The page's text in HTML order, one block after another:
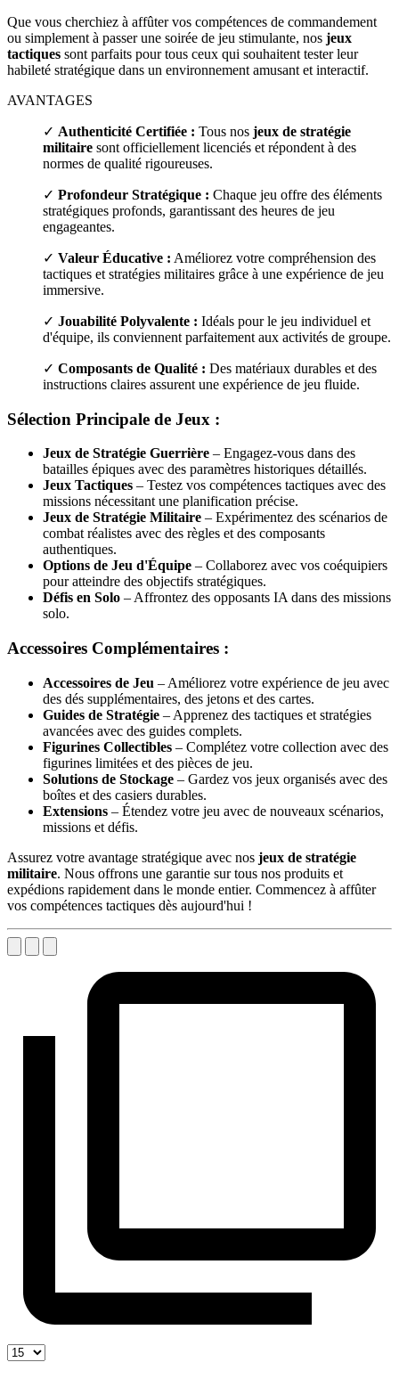
Que vous cherchiez à affûter vos compétences de commandement
ou simplement à passer une soirée de jeu stimulante, nos jeux
tactiques sont parfaits pour tous ceux qui souhaitent tester leur
habileté stratégique dans un environnement amusant et interactif.
AVANTAGES
✓ Authenticité Certifiée : Tous nos jeux de stratégie
militaire sont officiellement licenciés et répondent à des
normes de qualité rigoureuses.
✓ Profondeur Stratégique : Chaque jeu offre des éléments
stratégiques profonds, garantissant des heures de jeu
engageantes.
✓ Valeur Éducative : Améliorez votre compréhension des
tactiques et stratégies militaires grâce à une expérience de jeu
immersive.
✓ Jouabilité Polyvalente : Idéals pour le jeu individuel et
d'équipe, ils conviennent parfaitement aux activités de groupe.
✓ Composants de Qualité : Des matériaux durables et des
instructions claires assurent une expérience de jeu fluide.
Sélection Principale de Jeux :
Jeux de Stratégie Guerrière – Engagez-vous dans des
batailles épiques avec des paramètres historiques détaillés.
Jeux Tactiques – Testez vos compétences tactiques avec des
missions nécessitant une planification précise.
Jeux de Stratégie Militaire – Expérimentez des scénarios de
combat réalistes avec des règles et des composants
authentiques.
Options de Jeu d'Équipe – Collaborez avec vos coéquipiers
pour atteindre des objectifs stratégiques.
Défis en Solo – Affrontez des opposants IA dans des missions
solo.
Accessoires Complémentaires :
Accessoires de Jeu – Améliorez votre expérience de jeu avec
des dés supplémentaires, des jetons et des cartes.
Guides de Stratégie – Apprenez des tactiques et stratégies
avancées avec des guides complets.
Figurines Collectibles – Complétez votre collection avec des
figurines limitées et des pièces de jeu.
Solutions de Stockage – Gardez vos jeux organisés avec des
boîtes et des casiers durables.
Extensions – Étendez votre jeu avec de nouveaux scénarios,
missions et défis.
Assurez votre avantage stratégique avec nos jeux de stratégie
militaire. Nous offrons une garantie sur tous nos produits et
expédions rapidement dans le monde entier. Commencez à affûter
vos compétences tactiques dès aujourd'hui !